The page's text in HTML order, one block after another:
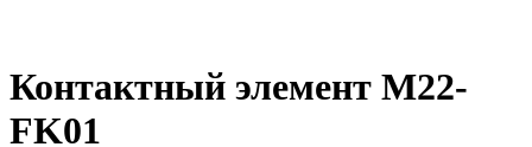
Контактный элемент M22-
FK01